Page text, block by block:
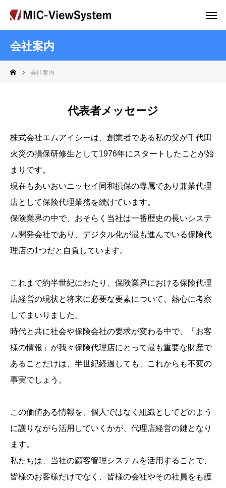
会社案内
会社案内
代表者メッセージ
株式会社エムアイシーは、創業者である私の父が千代田
火災の損保研修生として1976年にスタートしたことが始
まりです。
現在もあいおいニッセイ同和損保の専属であり兼業代理
店として保険代理業務を続けています。
保険業界の中で、おそらく当社は一番歴史の長いシステ
ム開発会社であり、デジタル化が最も進んでいる保険代
理店の1つだと自負しています。
これまで約半世紀にわたり、保険業界における保険代理
店経営の現状と将来に必要な要素について、熱心に考察
してまいりました。
時代と共に社会や保険会社の要求が変わる中で、「お客
様の情報」が我々保険代理店にとって最も重要な財産で
あることだけは、半世紀経過しても、これからも不変の
事実でしょう。
この価値ある情報を、個人ではなく組織としてどのよう
に護りながら活用していくかが、代理店経営の鍵となり
ます。
私たちは、当社の顧客管理システムを活用することで、
皆様のお客様だけでなく、皆様の会社やその社員をも護